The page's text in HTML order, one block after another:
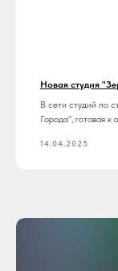
Новая студия
В сети студий по
Города", готовая к
14.04.2025